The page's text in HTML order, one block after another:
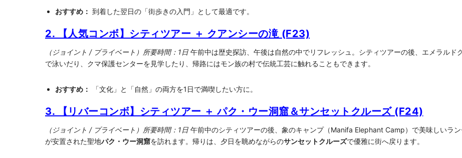
おすすめ： 到着した翌日の「街歩きの入門」として最適です。
2. 【人気コンボ】シティツアー ＋ クアンシーの滝 (F23)
（ジョイント / プライベート）所要時間：1日 午前中は歴史探訪、午後は自然の中でリフレッシュ。シティツアーの後、エメラルド
で泳いだり、クマ保護センターを見学したり、帰路にはモン族の村で伝統工芸に触れることもできます。
おすすめ： 「文化」と「自然」の両方を1日で満喫したい方に。
3. 【リバーコンボ】シティツアー ＋ パク・ウー洞窟＆サンセットクルーズ (F24)
（ジョイント / プライベート）所要時間：1日 午前中のシティツアーの後、象のキャンプ（Manifa Elephant Camp）で美味しいラ
が安置された聖地パク・ウー洞窟を訪れます。帰りは、夕日を眺めながらのサンセットクルーズで優雅に街へ戻ります。